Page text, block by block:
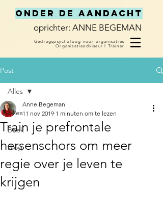
Onder de Aandacht
Gedragspsycholoog voor organisaties
Organisatieadviseur
Trainer
oprichter: ANNE BEGEMAN
Post
Alles
Boek
Blog
Alles
Train je prefrontale
hersenschors om meer
regie over je leven te
krijgen
Anne Begeman
11 nov 2019 1 minuten om te lezen